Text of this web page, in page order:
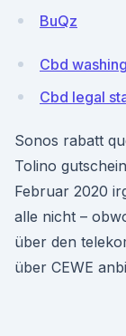
BuQz
Cbd
Cbd legal
Sonos rabatt
Tolino
Februar 2020
alle nicht –
über den
über CEWE